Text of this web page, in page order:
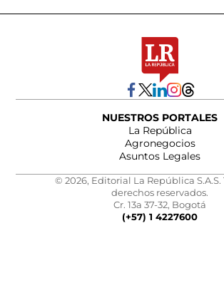
NUESTROS PORTALES
La República
Agronegocios
Asuntos Legales
© 2026, Editorial La República S.A.S.
derechos reservados.
Cr. 13a 37-32, Bogotá
(+57) 1 4227600